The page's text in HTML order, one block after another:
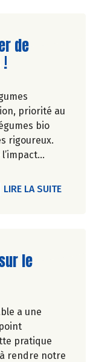
de
!
priorité au
bio
rigoureux.
des produits
LIRE LA SUITEDE
le
a une
pratique
rendre notre